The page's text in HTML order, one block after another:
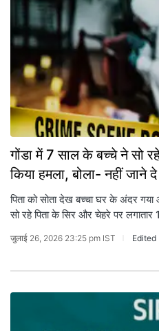
गोंडा में 7 साल के बच्चे ने सो
किया हमला, बोला- नहीं जाने
पिता को सोता देख बच्चा घर के अंदर
सो रहे पिता के सिर और चेहरे पर लगातार
जुलाई 26, 2026 23:25 pm IST Edited